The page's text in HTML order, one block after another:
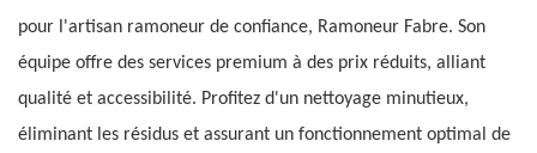
pour l'artisan ramoneur de confiance, Ramoneur Fabre. Son
équipe offre des services premium à des prix réduits, alliant
qualité et accessibilité. Profitez d'un nettoyage minutieux,
éliminant les résidus et assurant un fonctionnement optimal de